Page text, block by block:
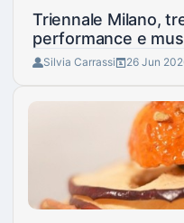
Triennale Milano,
performance e
Silvia Carrassi 26 Jun